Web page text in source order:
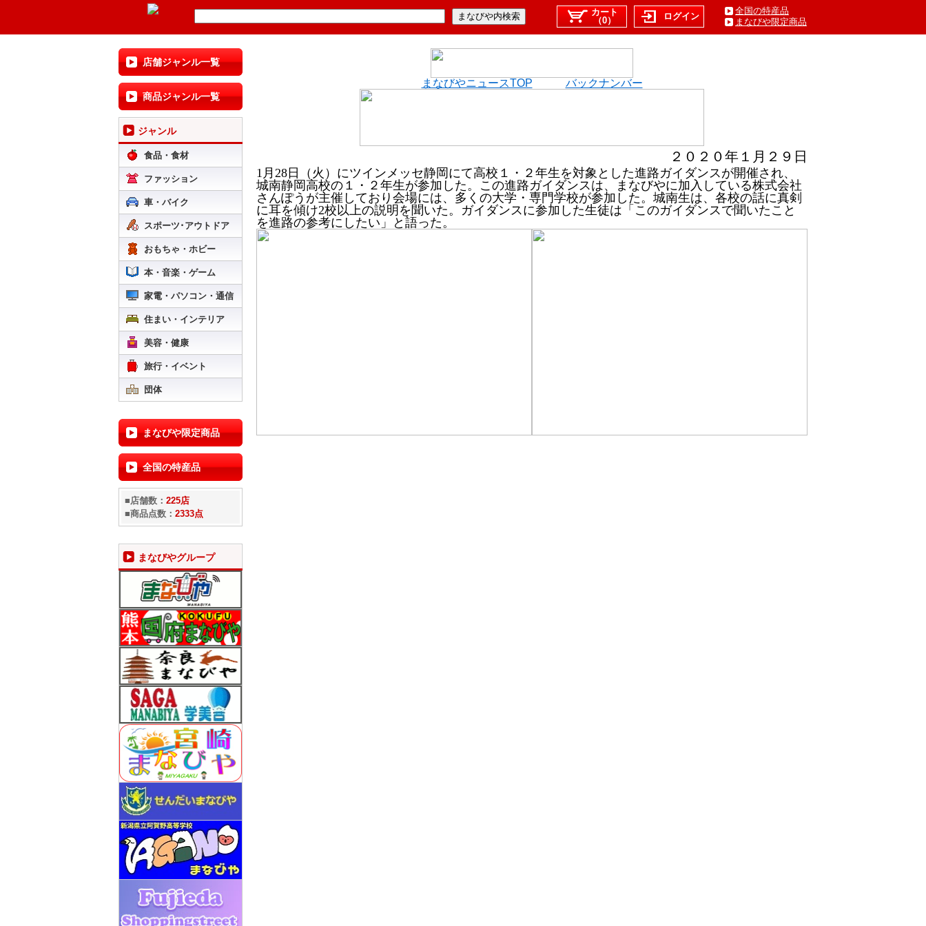
カート
（0）
ログイン
全国の特産品
まなびや限定商品
店舗ジャンル一覧
商品ジャンル一覧
ジャンル
食品・食材
ファッション
車・バイク
スポーツ･アウトドア
おもちゃ・ホビー
本・音楽・ゲーム
家電・パソコン・通信
住まい・インテリア
美容・健康
旅行・イベント
団体
まなびや限定商品
全国の特産品
■店舗数： 225店
■商品点数： 2333点
まなびやグループ
まなびやニュースTOP バックナンバー
２０２０年１月２９日
1月28日（火）にツインメッセ静岡にて高校１・２年生を対象とした進路ガイダンスが開催され、
城南静岡高校の１・２年生が参加した。この進路ガイダンスは、まなびやに加入している株式会社
さんぽうが主催しており会場には、多くの大学・専門学校が参加した。城南生は、各校の話に真剣
に耳を傾け2校以上の説明を聞いた。ガイダンスに参加した生徒は「このガイダンスで聞いたこと
を進路の参考にしたい」と語った。